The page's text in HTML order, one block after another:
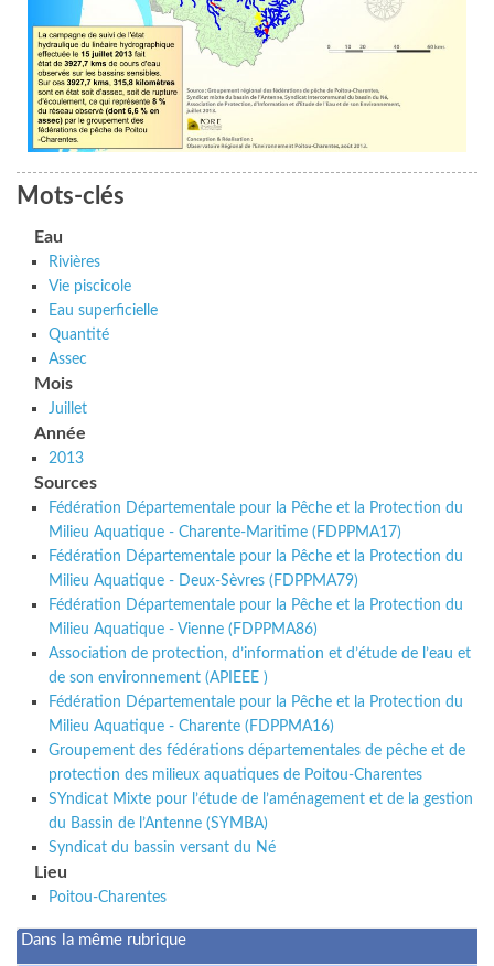
Mots-clés
Eau
Rivières
Vie piscicole
Eau superficielle
Quantité
Assec
Mois
Juillet
Année
2013
Sources
Fédération Départementale pour la Pêche et la Protection du
Milieu Aquatique - Charente-Maritime (FDPPMA17)
Fédération Départementale pour la Pêche et la Protection du
Milieu Aquatique - Deux-Sèvres (FDPPMA79)
Fédération Départementale pour la Pêche et la Protection du
Milieu Aquatique - Vienne (FDPPMA86)
Association de protection, d’information et d’étude de l’eau et
de son environnement (APIEEE )
Fédération Départementale pour la Pêche et la Protection du
Milieu Aquatique - Charente (FDPPMA16)
Groupement des fédérations départementales de pêche et de
protection des milieux aquatiques de Poitou-Charentes
SYndicat Mixte pour l’étude de l’aménagement et de la gestion
du Bassin de l’Antenne (SYMBA)
Syndicat du bassin versant du Né
Lieu
Poitou-Charentes
Dans la même rubrique